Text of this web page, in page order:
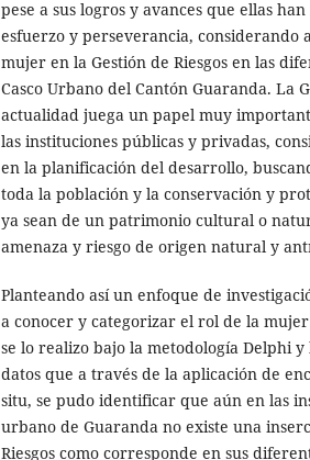
pese a sus logros y avances que ellas
esfuerzo y perseverancia, considerando
mujer en la Gestión de Riesgos en las
Casco Urbano del Cantón Guaranda. La
actualidad juega un papel muy
las instituciones públicas y privadas,
en la planificación del desarrollo,
toda la población y la conservación y
ya sean de un patrimonio cultural o
amenaza y riesgo de origen natural y
Planteando así un enfoque de
a conocer y categorizar el rol de la mujer
se lo realizo bajo la metodología Delphi
datos que a través de la aplicación de
situ, se pudo identificar que aún en las
urbano de Guaranda no existe una
Riesgos como corresponde en sus